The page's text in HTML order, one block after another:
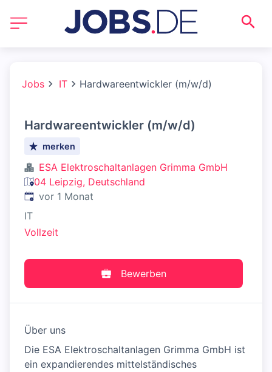
Jobs IT Hardwareentwickler (m/w/d)
Hardwareentwickler (m/w/d)
merken
ESA Elektroschaltanlagen Grimma GmbH
04 Leipzig, Deutschland
Veröffentlicht:
vor 1 Monat
IT
Vollzeit
Bewerben
Über uns
Die ESA Elektroschaltanlagen Grimma GmbH ist
ein expandierendes mittelständisches